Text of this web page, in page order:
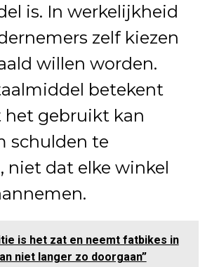
is. In werkelijkheid
zelf kiezen
willen worden.
betekent
het gebruikt kan
schulden te
niet dat elke winkel
is het zat en neemt fatbikes in
niet langer zo doorgaan”